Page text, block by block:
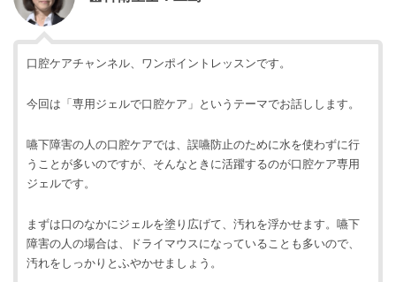
口腔ケアチャンネル、ワンポイントレッスンです。
今回は「専用ジェルで口腔ケア」というテーマでお話しします。
嚥下障害の人の口腔ケアでは、誤嚥防止のために水を使わずに行
うことが多いのですが、そんなときに活躍するのが口腔ケア専用
ジェルです。
まずは口のなかにジェルを塗り広げて、汚れを浮かせます。嚥下
障害の人の場合は、ドライマウスになっていることも多いので、
汚れをしっかりとふやかせましょう。